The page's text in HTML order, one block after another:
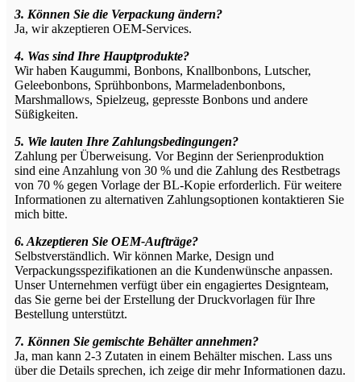
3. Können Sie die Verpackung ändern?
Ja, wir akzeptieren OEM-Services.
4. Was sind Ihre Hauptprodukte?
Wir haben Kaugummi, Bonbons, Knallbonbons, Lutscher,
Geleebonbons, Sprühbonbons, Marmeladenbonbons,
Marshmallows, Spielzeug, gepresste Bonbons und andere
Süßigkeiten.
5. Wie lauten Ihre Zahlungsbedingungen?
Zahlung per Überweisung. Vor Beginn der Serienproduktion
sind eine Anzahlung von 30 % und die Zahlung des Restbetrags
von 70 % gegen Vorlage der BL-Kopie erforderlich. Für weitere
Informationen zu alternativen Zahlungsoptionen kontaktieren Sie
mich bitte.
6. Akzeptieren Sie OEM-Aufträge?
Selbstverständlich. Wir können Marke, Design und
Verpackungsspezifikationen an die Kundenwünsche anpassen.
Unser Unternehmen verfügt über ein engagiertes Designteam,
das Sie gerne bei der Erstellung der Druckvorlagen für Ihre
Bestellung unterstützt.
7. Können Sie gemischte Behälter annehmen?
Ja, man kann 2-3 Zutaten in einem Behälter mischen. Lass uns
über die Details sprechen, ich zeige dir mehr Informationen dazu.